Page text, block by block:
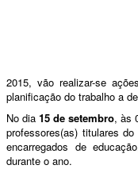
2015, vão realizar-se
planificação do trabalho a
No dia 15 de setembro, às
professores(as) titulares do
encarregados de
durante o ano.